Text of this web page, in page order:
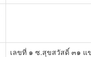
เลขที่ ๑ ซ.สุขสวัสดิ์ ๓๑ แ